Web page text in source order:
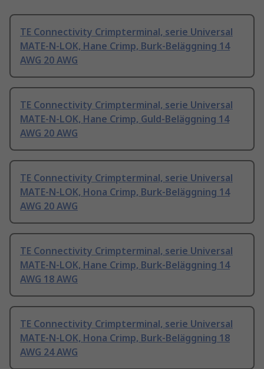
TE Connectivity Crimpterminal, serie Universal
MATE-N-LOK, Hane Crimp, Burk-Beläggning 14
AWG 20 AWG
TE Connectivity Crimpterminal, serie Universal
MATE-N-LOK, Hane Crimp, Guld-Beläggning 14
AWG 20 AWG
TE Connectivity Crimpterminal, serie Universal
MATE-N-LOK, Hona Crimp, Burk-Beläggning 14
AWG 20 AWG
TE Connectivity Crimpterminal, serie Universal
MATE-N-LOK, Hane Crimp, Burk-Beläggning 14
AWG 18 AWG
TE Connectivity Crimpterminal, serie Universal
MATE-N-LOK, Hona Crimp, Burk-Beläggning 18
AWG 24 AWG